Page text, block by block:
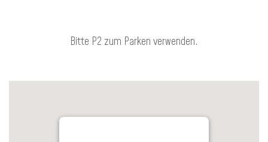
Bitte P2 zum Parken verwenden.